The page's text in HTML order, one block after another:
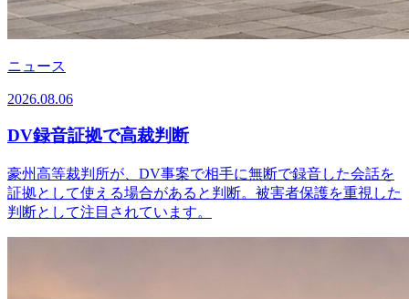
ニュース
2026.08.06
DV録音証拠で高裁判断
豪州高等裁判所が、DV事案で相手に無断で録音した会話を
証拠として使える場合があると判断。被害者保護を重視した
判断として注目されています。